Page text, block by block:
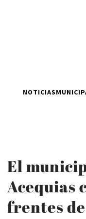
NOTICIAS
El
Acequias
frentes